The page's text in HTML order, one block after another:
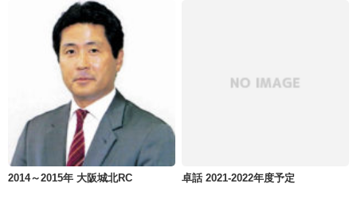
2014～2015年 大阪城北RC 卓話 2021-2022年度予定